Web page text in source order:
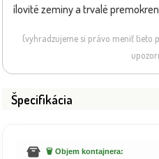
ílovité zeminy a trvalé
(vyhradzujeme si právo meniť tieto
Špecifikácia
🗑️ Objem kontajnera: